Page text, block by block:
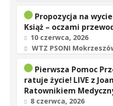
Propozycja na
Książ – oczami
10 czerwca, 2026
WTZ PSONI
Pierwsza Pomoc
ratuje życie! LIVE z
Ratownikiem
8 czerwca, 2026